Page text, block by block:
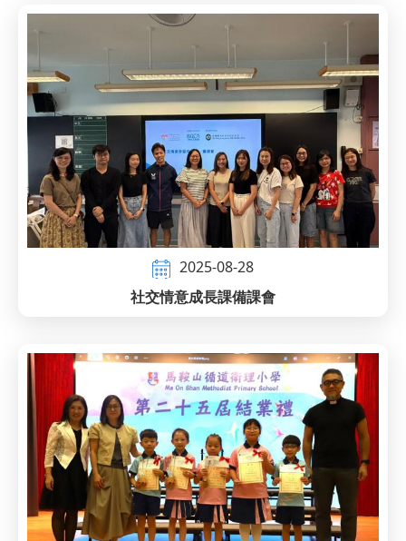
2025-08-28
社交情意成長課備課會